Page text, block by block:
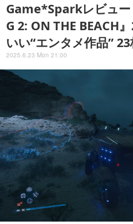
Game*Sparkレビュー
G 2: ON THE BEACH
いい“エンタメ作品”
2025.6.23 Mon 21:00